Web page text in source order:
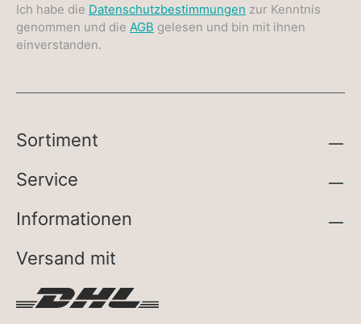
Ich habe die Datenschutzbestimmungen zur Kenntnis
genommen und die AGB gelesen und bin mit ihnen
einverstanden.
Sortiment
Service
Informationen
Versand mit